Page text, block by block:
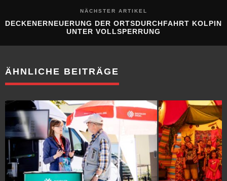
ÄHNLICHE BEITRÄGE